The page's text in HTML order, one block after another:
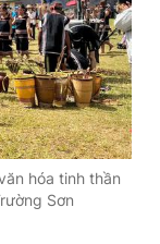
hóa tinh thần
Sơn